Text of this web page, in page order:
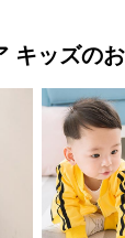
キッズの